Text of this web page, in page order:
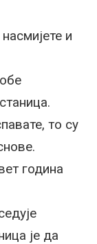
и
то су
година
је да